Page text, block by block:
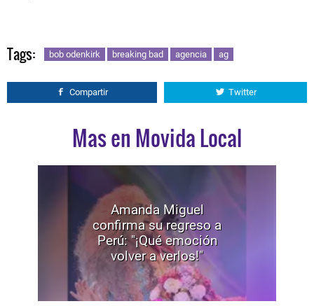
Tags: bob odenkirk breaking bad agencia ag
Compartir Twitter
Mas en Movida Local
Amanda Miguel
confirma su regreso a
Perú: "¡Qué emoción
volver a verlos!"